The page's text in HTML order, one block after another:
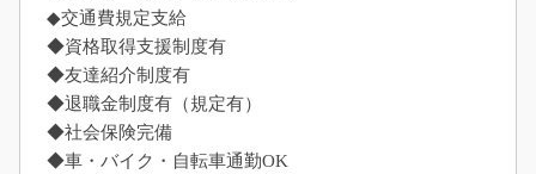
◆交通費規定支給
◆資格取得支援制度有
◆友達紹介制度有
◆退職金制度有（規定有）
◆社会保険完備
◆車・バイク・自転車通勤OK